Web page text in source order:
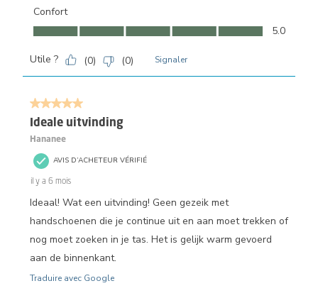
Confort
Confort, 5.0 sur 5
5.0
Utile ? (0) (0) Signaler
5 sur 5 étoiles.
Ideale uitvinding
Hananee
AVIS D’ACHETEUR VÉRIFIÉ
il y a 6 mois
Ideaal! Wat een uitvinding! Geen gezeik met
handschoenen die je continue uit en aan moet trekken of
nog moet zoeken in je tas. Het is gelijk warm gevoerd
aan de binnenkant.
Traduire avec Google